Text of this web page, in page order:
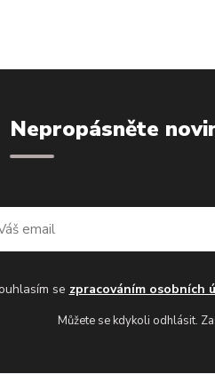
Nepropásněte
se zpracováním osobních
Můžete se kdykoli odhlásit.